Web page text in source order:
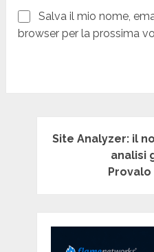
Salva il mio nome,
browser per la prossima
Site Analyzer: il
analisi